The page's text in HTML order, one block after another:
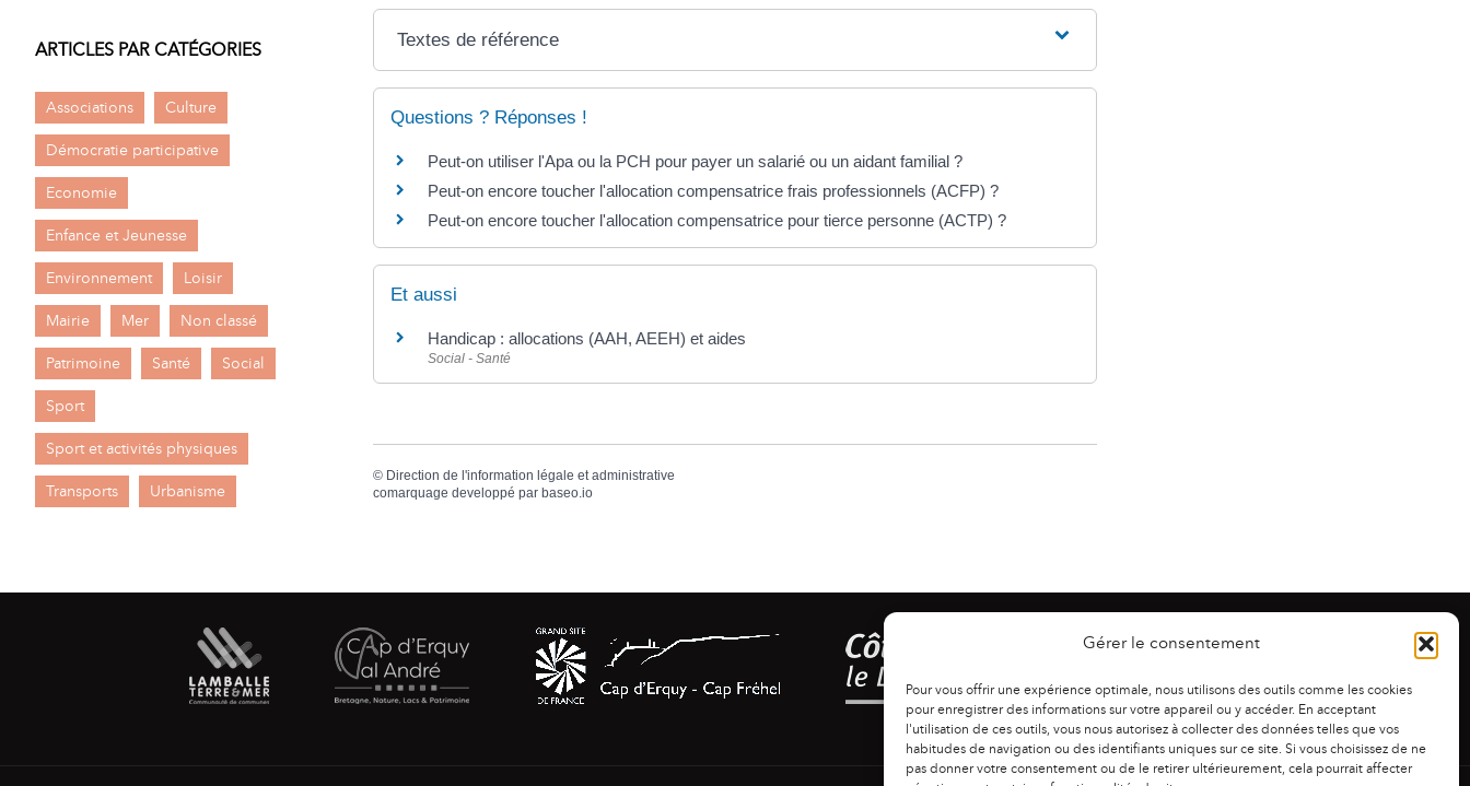
Gérer le consentement
Pour vous offrir une expérience optimale, nous utilisons des outils comme les cookies
pour enregistrer des informations sur votre appareil ou y accéder. En acceptant
l'utilisation de ces outils, vous nous autorisez à collecter des données telles que vos
habitudes de navigation ou des identifiants uniques sur ce site. Si vous choisissez de ne
pas donner votre consentement ou de le retirer ultérieurement, cela pourrait affecter
Textes de référence
Questions ? Réponses !
Peut-on utiliser l'Apa ou la PCH pour payer un salarié ou un aidant familial ?
Peut-on encore toucher l'allocation compensatrice frais professionnels (ACFP) ?
Peut-on encore toucher l'allocation compensatrice pour tierce personne (ACTP) ?
Et aussi
Handicap : allocations (AAH, AEEH) et aides
Social - Santé
© Direction de l'information légale et administrative
comarquage developpé par baseo.io
ARTICLES PAR CATÉGORIES
Associations Culture
Démocratie participative
Economie
Enfance et Jeunesse
Environnement Loisir
Mairie Mer Non classé
Patrimoine Santé Social
Sport
Sport et activités physiques
Transports Urbanisme